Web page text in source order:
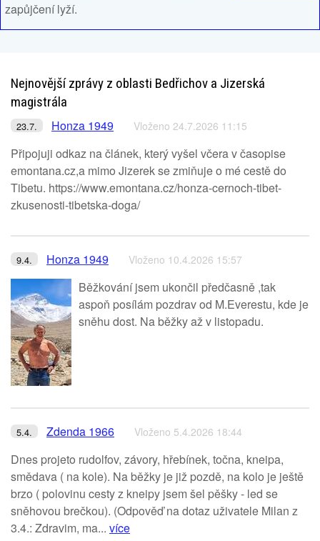
zapůjčení lyží.
Nejnovější zprávy z oblasti Bedřichov a Jizerská
magistrála
23.7. Honza 1949 Vloženo 24.7.2026 11:15
Připojuji odkaz na článek, který vyšel včera v časopise
emontana.cz,a mimo Jizerek se zmiňuje o mé cestě do
Tibetu. https://www.emontana.cz/honza-cernoch-tibet-
zkusenosti-tibetska-doga/
9.4. Honza 1949 Vloženo 10.4.2026 15:57
Běžkování jsem ukončil předčasně ,tak
aspoň posílám pozdrav od M.Everestu, kde je
sněhu dost. Na běžky až v listopadu.
5.4. Zdenda 1966 Vloženo 5.4.2026 18:44
Dnes projeto rudolfov, závory, hřebínek, točna, kneipa,
smědava ( na kole). Na běžky je již pozdě, na kolo je ještě
brzo ( polovinu cesty z kneipy jsem šel pěšky - led se
sněhovou brečkou). (Odpověď na dotaz uživatele Milan z
3.4.: Zdravim, ma... více